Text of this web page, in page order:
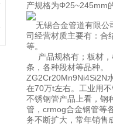
产规格为Φ25~245mm
无锡合金管道有限公
司经营材质主要有：合
等。
产品规格有；板材，
条，各种段材等品种。
ZG2Cr20Mn9Ni4Si2N
在70万t左右。工业用
不锈钢管产品上看，钢
管，crmog合金钢管等
务不断扩大，常年销售